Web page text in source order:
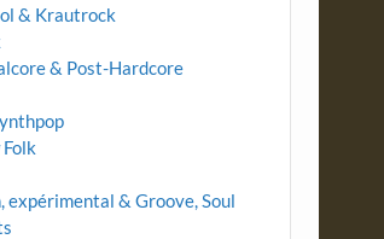
& Krautrock
& Post-Hardcore
expérimental & Groove, Soul